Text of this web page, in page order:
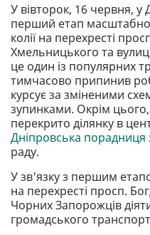
У вівторок, 16 червня, у
перший етап
колії на перехресті
Хмельницького та
це один із популярних
тимчасово припинив
курсує за зміненими
зупинками. Окрім
перекрито ділянку в
Дніпровська порадниця
раду.
У зв'язку з першим
на перехресті просп.
Чорних Запорожців
громадського